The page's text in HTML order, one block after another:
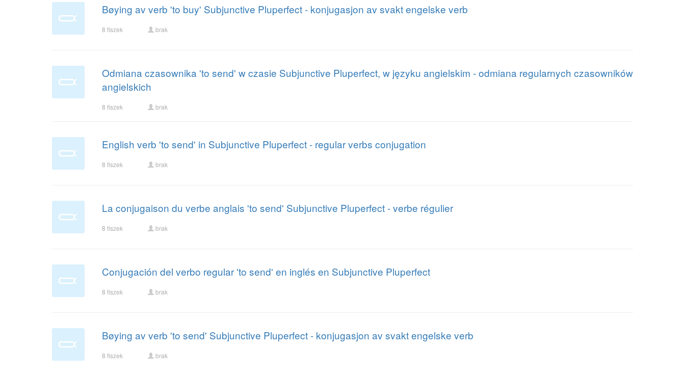
Bøying av verb 'to buy' Subjunctive Pluperfect - konjugasjon av svakt engelske verb
8 fiszek brak
Odmiana czasownika 'to send' w czasie Subjunctive Pluperfect, w języku angielskim - odmiana regularnych czasowników
angielskich
8 fiszek brak
English verb 'to send' in Subjunctive Pluperfect - regular verbs conjugation
8 fiszek brak
La conjugaison du verbe anglais 'to send' Subjunctive Pluperfect - verbe régulier
8 fiszek brak
Conjugación del verbo regular 'to send' en inglés en Subjunctive Pluperfect
8 fiszek brak
Bøying av verb 'to send' Subjunctive Pluperfect - konjugasjon av svakt engelske verb
8 fiszek brak